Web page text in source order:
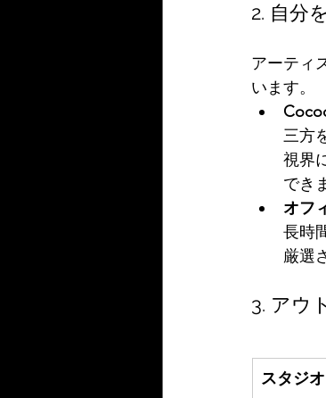
2. 自分
アーティ
います。
三方
視界
でき
オフ
長時
厳選
3. アウ
スタジ